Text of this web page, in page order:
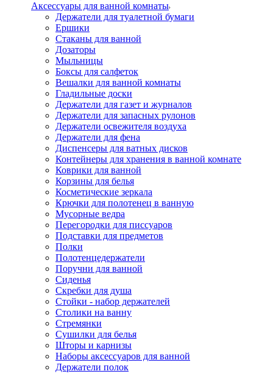
Аксессуары для ванной комнаты
Держатели для туалетной бумаги
Ершики
Стаканы для ванной
Дозаторы
Мыльницы
Боксы для салфеток
Вешалки для ванной комнаты
Гладильные доски
Держатели для газет и журналов
Держатели для запасных рулонов
Держатели освежителя воздуха
Держатели для фена
Диспенсеры для ватных дисков
Контейнеры для хранения в ванной комнате
Коврики для ванной
Корзины для белья
Косметические зеркала
Крючки для полотенец в ванную
Мусорные ведра
Перегородки для писсуаров
Подставки для предметов
Полки
Полотенцедержатели
Поручни для ванной
Сиденья
Скребки для душа
Стойки - набор держателей
Столики на ванну
Стремянки
Сушилки для белья
Шторы и карнизы
Наборы аксессуаров для ванной
Держатели полок